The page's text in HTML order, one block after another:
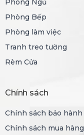
Phòng Ngủ
Phòng Bếp
Phòng làm việc
Tranh treo tường
Rèm Cửa
Chính sách
Chính sách bảo hành
Chính sách mua hàng